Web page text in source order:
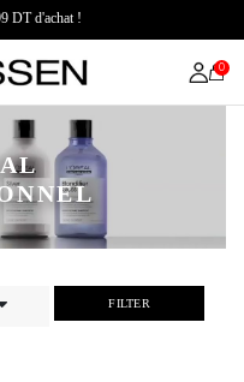
DT d'achat !
0
FILTER